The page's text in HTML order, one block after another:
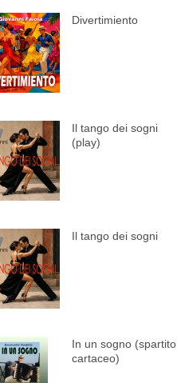
Divertimiento
Il tango dei sogni
(play)
Il tango dei sogni
In un sogno (spartito
cartaceo)